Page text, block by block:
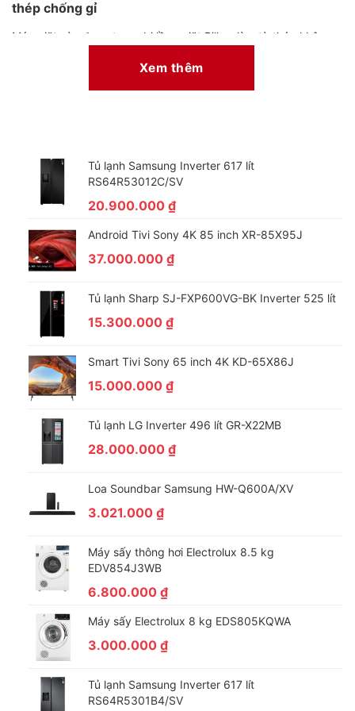
thép chống gỉ
Máy giặt này được trang bị lồng giặt Pillow làm từ thép không
chỉ được giặt sạch mà còn được bảo vệ trong quá trình giặt,
Giặt nước nóng diệt khuẩn
Chức năng giặt nước nóng vừa có tác dụng tiêu diệt vi khuẩn
trên đồ giặt mà còn giúp quần áo mềm mại hơn, tính năng này
rất hữu ích cho gia đình có trẻ nhỏ.
Tự làm sạch mặt trong cửa – Smart Dual Spray
Với máy giặt lồng ngang thường rất khó vệ sinh thường để lại
công nghệ Smart Dual Spray với hệ thống vòi phun tự động sẽ
Xem thêm
Tủ lạnh Samsung Inverter 617 lít
RS64R53012C/SV
20.900.000 ₫
Android Tivi Sony 4K 85 inch XR-85X95J
37.000.000 ₫
Tủ lạnh Sharp SJ-FXP600VG-BK Inverter 525 lít
15.300.000 ₫
Smart Tivi Sony 65 inch 4K KD-65X86J
15.000.000 ₫
Tủ lạnh LG Inverter 496 lít GR-X22MB
28.000.000 ₫
Loa Soundbar Samsung HW-Q600A/XV
3.021.000 ₫
Máy sấy thông hơi Electrolux 8.5 kg
EDV854J3WB
6.800.000 ₫
Máy sấy Electrolux 8 kg EDS805KQWA
3.000.000 ₫
Tủ lạnh Samsung Inverter 617 lít
RS64R5301B4/SV